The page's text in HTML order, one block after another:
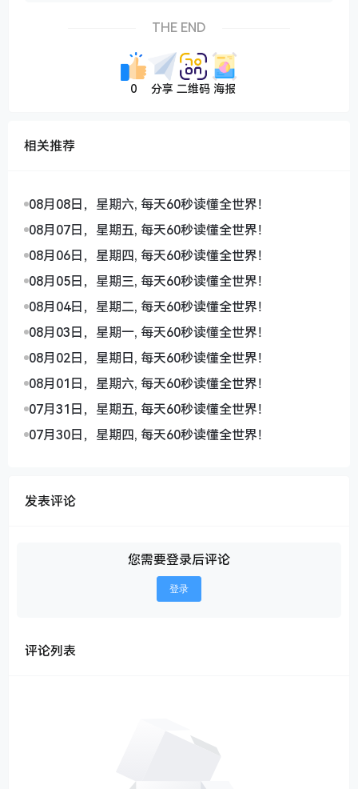
THE END
0 分享 二维码 海报
相关推荐
08月08日，星期六, 每天60秒读懂全世界！
08月07日，星期五, 每天60秒读懂全世界！
08月06日，星期四, 每天60秒读懂全世界！
08月05日，星期三, 每天60秒读懂全世界！
08月04日，星期二, 每天60秒读懂全世界！
08月03日，星期一, 每天60秒读懂全世界！
08月02日，星期日, 每天60秒读懂全世界！
08月01日，星期六, 每天60秒读懂全世界！
07月31日，星期五, 每天60秒读懂全世界！
07月30日，星期四, 每天60秒读懂全世界！
发表评论
您需要登录后评论
登录
评论列表